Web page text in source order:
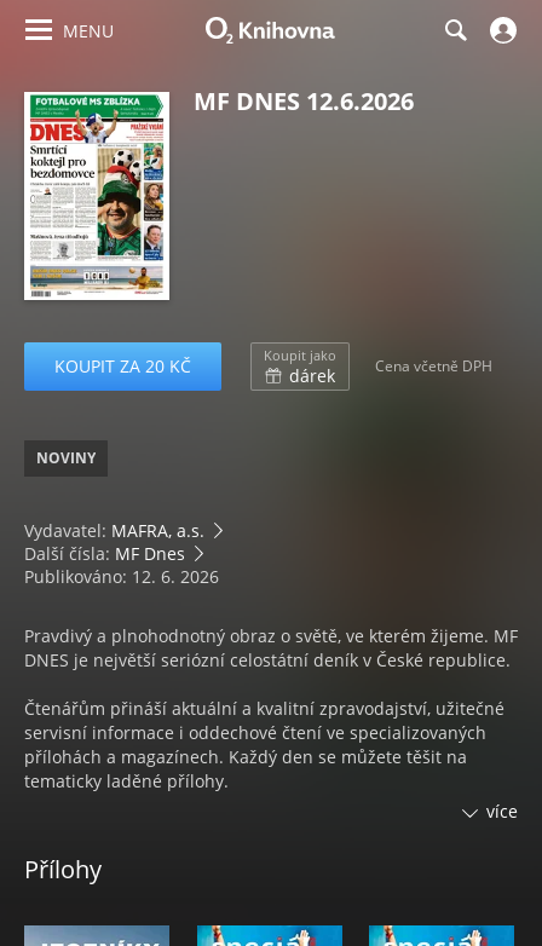
MENU
MF DNES 12.6.2026
KOUPIT ZA 20 KČ Koupit jako
dárek Cena včetně DPH
NOVINY
Vydavatel: MAFRA, a.s.
Další čísla: MF Dnes
Publikováno: 12. 6. 2026
Pravdivý a plnohodnotný obraz o světě, ve kterém žijeme. MF
DNES je největší seriózní celostátní deník v České republice.
Čtenářům přináší aktuální a kvalitní zpravodajství, užitečné
servisní informace i oddechové čtení ve specializovaných
přílohách a magazínech. Každý den se můžete těšit na
tematicky laděné přílohy.
• Pondělí s nejčtenějším ženským časopisem
spotřebitelskýmiTESTY KVALITY
více
Přílohy